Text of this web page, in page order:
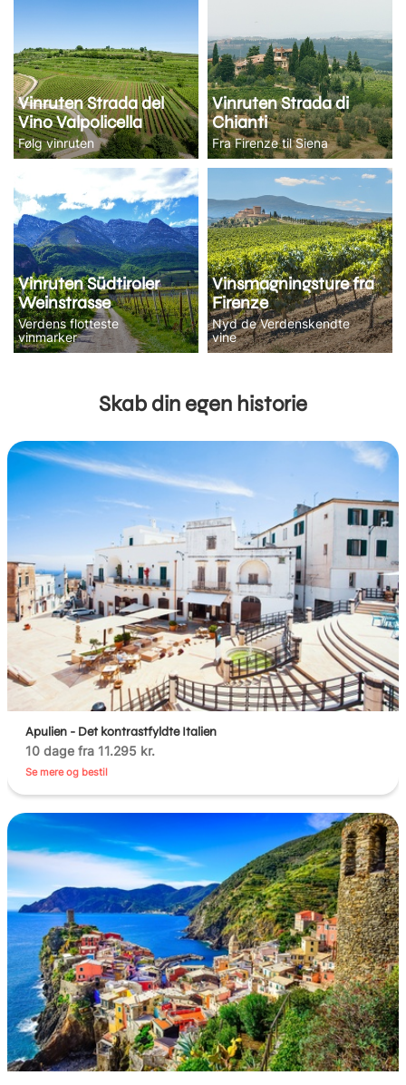
Vinruten Strada del
Vino Valpolicella
Følg vinruten
Vinruten Strada di
Chianti
Fra Firenze til Siena
Vinruten Südtiroler
Weinstrasse
Verdens flotteste
vinmarker
Vinsmagningsture fra
Firenze
Nyd de Verdenskendte
vine
Skab din egen historie
Apulien - Det kontrastfyldte Italien
10 dage fra 11.295 kr.
Se mere og bestil